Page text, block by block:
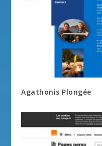
Agathonis Plongée